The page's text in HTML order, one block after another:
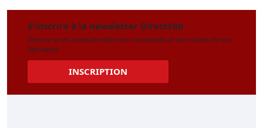
S'inscrire à la newsletter DirectFab
Découvrez en avant-première les nouveautés et bons plans de nos
fabricants.
INSCRIPTION